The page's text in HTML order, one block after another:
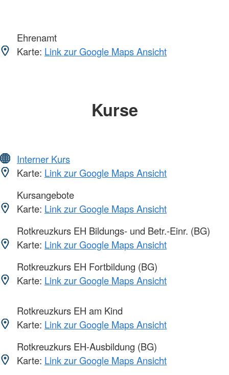
Ehrenamt
Karte: Link zur Google Maps Ansicht
Kurse
Interner Kurs
Karte: Link zur Google Maps Ansicht
Kursangebote
Karte: Link zur Google Maps Ansicht
Rotkreuzkurs EH Bildungs- und Betr.-Einr. (BG)
Karte: Link zur Google Maps Ansicht
Rotkreuzkurs EH Fortbildung (BG)
Karte: Link zur Google Maps Ansicht
Rotkreuzkurs EH am Kind
Karte: Link zur Google Maps Ansicht
Rotkreuzkurs EH-Ausbildung (BG)
Karte: Link zur Google Maps Ansicht